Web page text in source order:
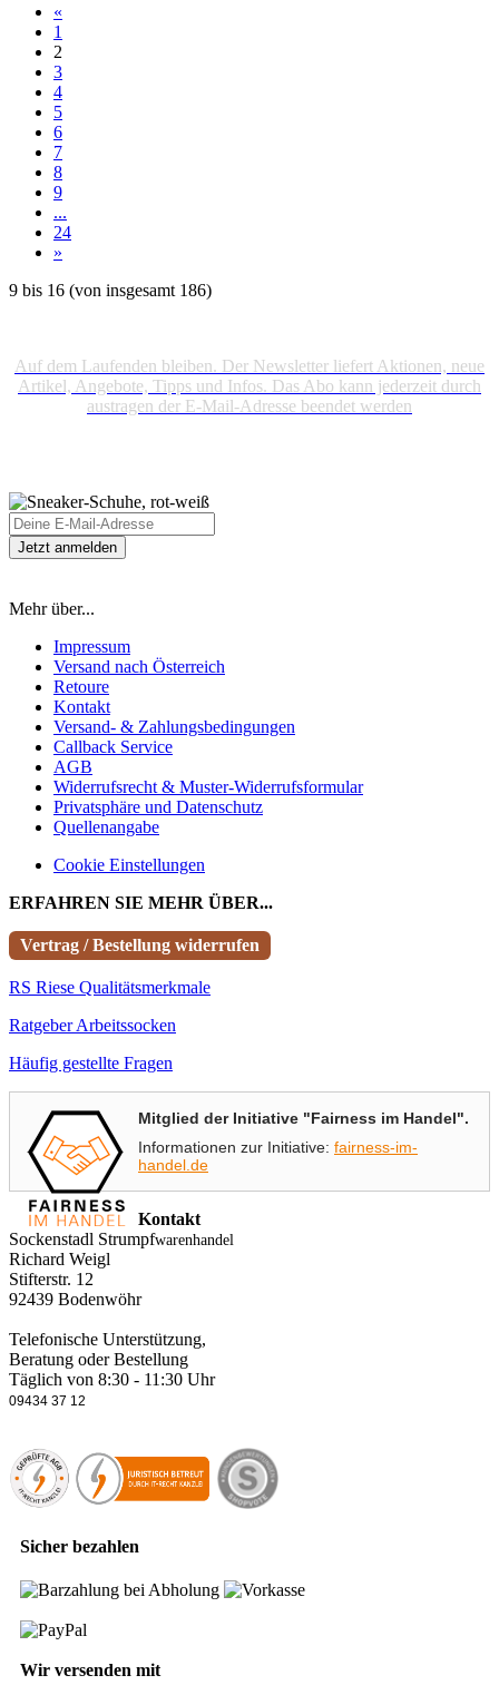
«
1
2
3
4
5
6
7
8
9
...
24
»
9 bis 16 (von insgesamt 186)
Auf dem Laufenden bleiben. Der Newsletter liefert Aktionen, neue
Artikel, Angebote, Tipps und Infos. Das Abo kann jederzeit durch
austragen der E-Mail-Adresse beendet werden
Mehr über...
Impressum
Versand nach Österreich
Retoure
Kontakt
Versand- & Zahlungsbedingungen
Callback Service
AGB
Widerrufsrecht & Muster-Widerrufsformular
Privatsphäre und Datenschutz
Quellenangabe
Cookie Einstellungen
ERFAHREN SIE MEHR ÜBER...
Vertrag / Bestellung widerrufen
RS Riese Qualitätsmerkmale
Ratgeber Arbeitssocken
Häufig gestellte Fragen
Mitglied der Initiative "Fairness im Handel".
Informationen zur Initiative: fairness-im-
handel.de
Kontakt
Sockenstadl Strumpfwarenhandel
Richard Weigl
Stifterstr. 12
92439 Bodenwöhr
Telefonische Unterstützung,
Beratung oder Bestellung
Täglich von 8:30 - 11:30 Uhr
09434 37 12
Sicher bezahlen
Wir versenden mit